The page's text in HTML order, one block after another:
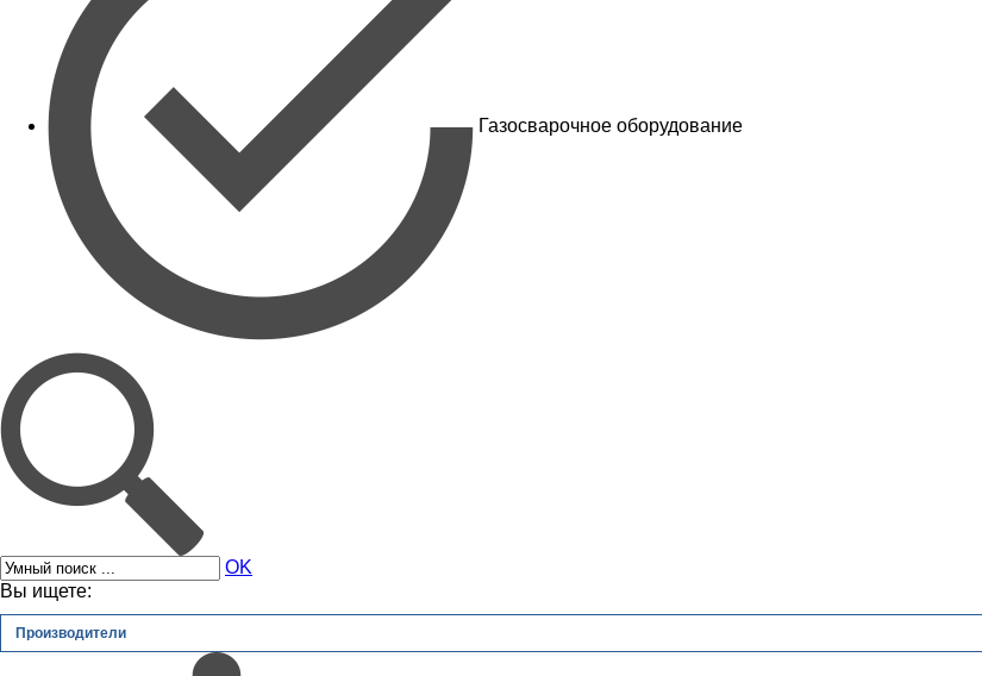
Газосварочное оборудование
OK
Вы ищете:
Производители